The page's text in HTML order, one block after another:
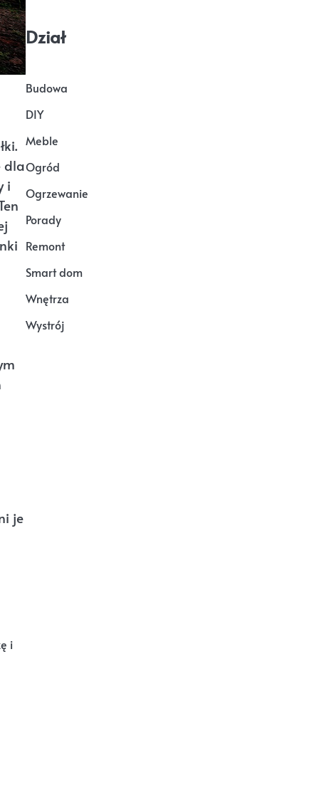
dla
i
je
i
Dział
Budowa
DIY
Meble
Ogród
Ogrzewanie
Porady
Remont
Smart dom
Wnętrza
Wystrój